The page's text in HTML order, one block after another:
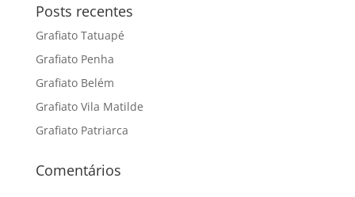
Posts recentes
Grafiato Tatuapé
Grafiato Penha
Grafiato Belém
Grafiato Vila Matilde
Grafiato Patriarca
Comentários